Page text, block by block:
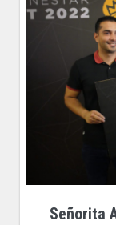
Señorita